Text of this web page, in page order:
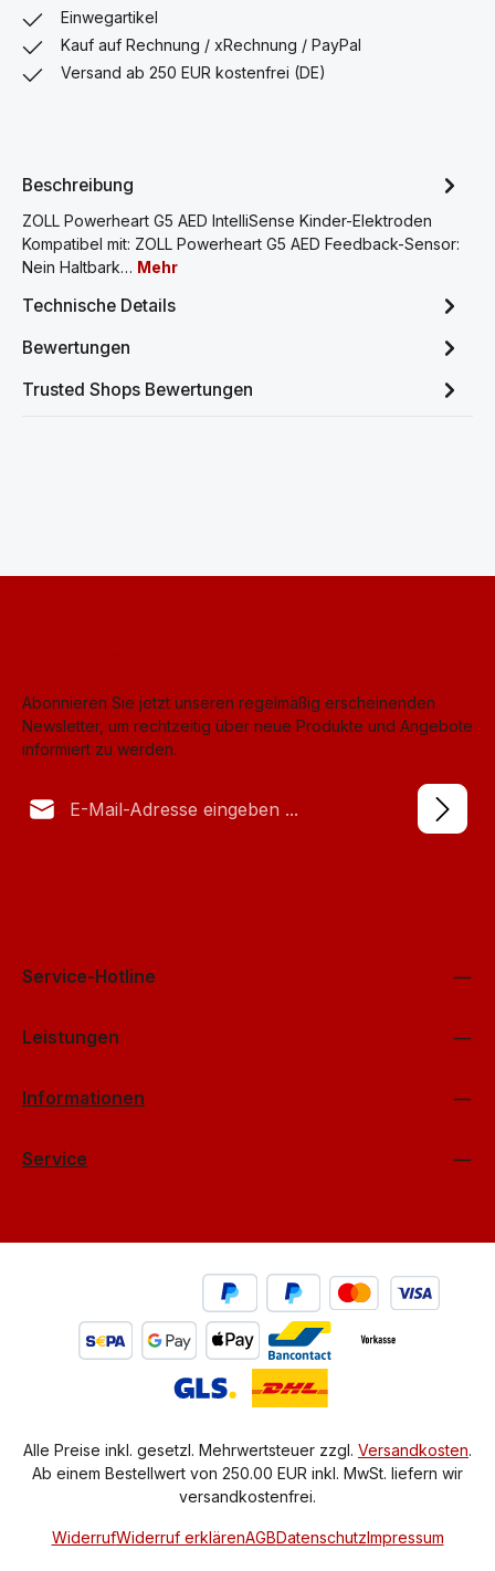
Einwegartikel
Kauf auf Rechnung / xRechnung / PayPal
Versand ab 250 EUR kostenfrei (DE)
Beschreibung
ZOLL Powerheart G5 AED IntelliSense Kinder-Elektroden
Kompatibel mit: ZOLL Powerheart G5 AED Feedback-Sensor:
Nein Haltbark… Mehr
Technische Details
Bewertungen
Trusted Shops Bewertungen
Abonnieren Sie jetzt unseren regelmäßig erscheinenden
Newsletter, um rechtzeitig über neue Produkte und Angebote
informiert zu werden.
Service-Hotline
Leistungen
Informationen
Service
Alle Preise inkl. gesetzl. Mehrwertsteuer zzgl. Versandkosten.
Ab einem Bestellwert von 250.00 EUR inkl. MwSt. liefern wir
versandkostenfrei.
WiderrufWiderruf erklärenAGBDatenschutzImpressum